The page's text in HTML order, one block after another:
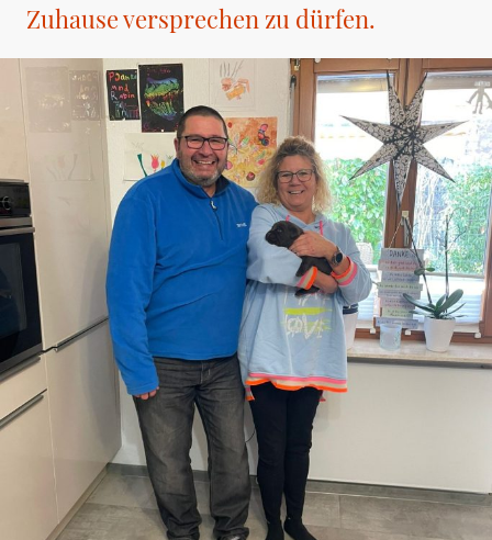
Zuhause versprechen zu dürfen.